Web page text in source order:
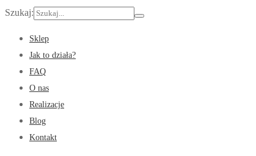
Szukaj:
Sklep
Jak to działa?
FAQ
O nas
Realizacje
Blog
Kontakt